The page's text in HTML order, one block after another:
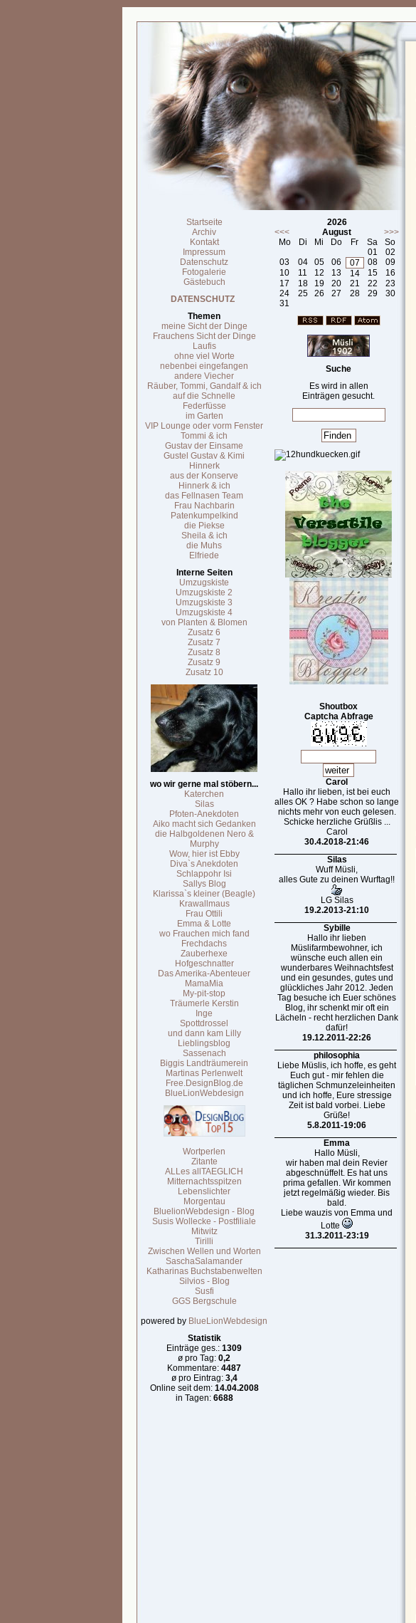
Startseite
Archiv
Kontakt
Impressum
Datenschutz
Fotogalerie
Gästebuch
DATENSCHUTZ
Themen
meine Sicht der Dinge
Frauchens Sicht der Dinge
Laufis
ohne viel Worte
nebenbei eingefangen
andere Viecher
Räuber, Tommi, Gandalf & ich
auf die Schnelle
Federfüsse
im Garten
VIP Lounge oder vorm Fenster
Tommi & ich
Gustav der Einsame
Gustel Gustav & Kimi
Hinnerk
aus der Konserve
Hinnerk & ich
das Fellnasen Team
Frau Nachbarin
Patenkumpelkind
die Piekse
Sheila & ich
die Muhs
Elfriede
Interne Seiten
Umzugskiste
Umzugskiste 2
Umzugskiste 3
Umzugskiste 4
von Planten & Blomen
Zusatz 6
Zusatz 7
Zusatz 8
Zusatz 9
Zusatz 10
wo wir gerne mal stöbern...
Katerchen
Silas
Pfoten-Anekdoten
Aiko macht sich Gedanken
die Halbgoldenen Nero &
Murphy
Wow, hier ist Ebby
Diva`s Anekdoten
Schlappohr Isi
Sallys Blog
Klarissa`s kleiner (Beagle)
Krawallmaus
Frau Ottili
Emma & Lotte
wo Frauchen mich fand
Frechdachs
Zauberhexe
Hofgeschnatter
Das Amerika-Abenteuer
MamaMia
My-pit-stop
Träumerle Kerstin
Inge
Spottdrossel
und dann kam Lilly
Lieblingsblog
Sassenach
Biggis Landträumerein
Martinas Perlenwelt
Free.DesignBlog.de
BlueLionWebdesign
Wortperlen
Zitante
ALLes allTAEGLICH
Mitternachtsspitzen
Lebenslichter
Morgentau
BluelionWebdesign - Blog
Susis Wollecke - Postfiliale
Mitwitz
Tirilli
Zwischen Wellen und Worten
SaschaSalamander
Katharinas Buchstabenwelten
Silvios - Blog
Susfi
GGS Bergschule
powered by BlueLionWebdesign
Statistik
Einträge ges.: 1309
ø pro Tag: 0,2
Kommentare: 4487
ø pro Eintrag: 3,4
Online seit dem: 14.04.2008
in Tagen: 6688
2026
<<<
August
>>>
Mo
Di Mi Do Fr Sa
So
01
02
03
04 05 06 07 08
09
10
11 12 13 14 15
16
17
18 19 20 21 22
23
24
25 26 27 28 29
30
31
Suche
Es wird in allen
Einträgen gesucht.
Shoutbox
Captcha Abfrage
Carol
Hallo ihr lieben, ist bei euch
alles OK ? Habe schon so lange
nichts mehr von euch gelesen.
Schicke herzliche Grüßlis ...
Carol
30.4.2018-21:46
Silas
Wuff Müsli,
alles Gute zu deinen Wurftag!!
LG Silas
19.2.2013-21:10
Sybille
Hallo ihr lieben
Müslifarmbewohner, ich
wünsche euch allen ein
wunderbares Weihnachtsfest
und ein gesundes, gutes und
glückliches Jahr 2012. Jeden
Tag besuche ich Euer schönes
Blog, ihr schenkt mir oft ein
Lächeln - recht herzlichen Dank
dafür!
19.12.2011-22:26
philosophia
Liebe Müslis, ich hoffe, es geht
Euch gut - mir fehlen die
täglichen Schmunzeleinheiten
und ich hoffe, Eure stressige
Zeit ist bald vorbei. Liebe
Grüße!
5.8.2011-19:06
Emma
Hallo Müsli,
wir haben mal dein Revier
abgeschnüffelt. Es hat uns
prima gefallen. Wir kommen
jetzt regelmäßig wieder. Bis
bald.
Liebe wauzis von Emma und
Lotte
31.3.2011-23:19